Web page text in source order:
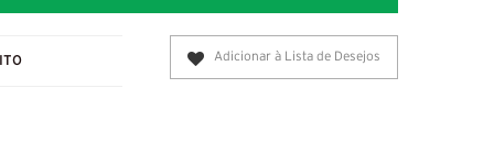
Adicionar à Lista de Desejos